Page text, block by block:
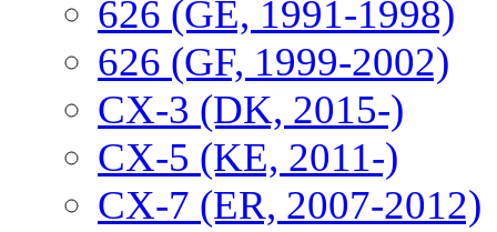
626 (GE, 1991-1998)
626 (GF, 1999-2002)
CX-3 (DK, 2015-)
CX-5 (KE, 2011-)
CX-7 (ER, 2007-2012)